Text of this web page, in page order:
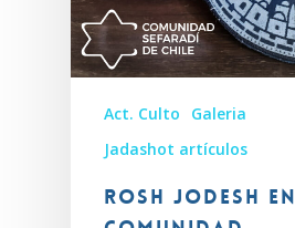
Act. Culto
Galeria
Jadashot artículos
Rosh Jodesh en